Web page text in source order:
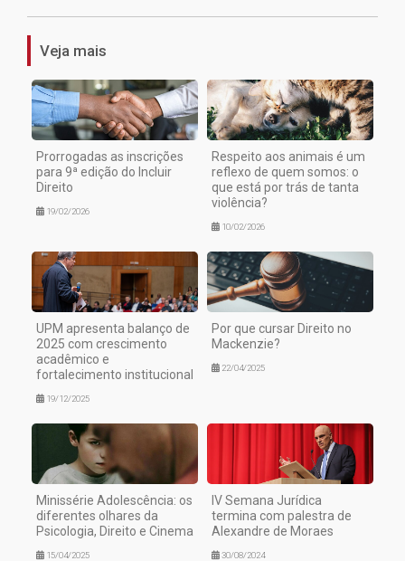
Veja mais
Prorrogadas as inscrições
para 9ª edição do Incluir
Direito
19/02/2026
Respeito aos animais é um
reflexo de quem somos: o
que está por trás de tanta
violência?
10/02/2026
UPM apresenta balanço de
2025 com crescimento
acadêmico e
fortalecimento institucional
19/12/2025
Por que cursar Direito no
Mackenzie?
22/04/2025
Minissérie Adolescência: os
diferentes olhares da
Psicologia, Direito e Cinema
15/04/2025
IV Semana Jurídica
termina com palestra de
Alexandre de Moraes
30/08/2024